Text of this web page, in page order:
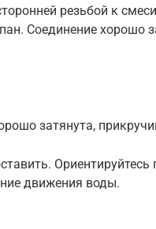
резьбой к
Соединение хорошо
затянута,
Ориентируйтесь
движения воды.